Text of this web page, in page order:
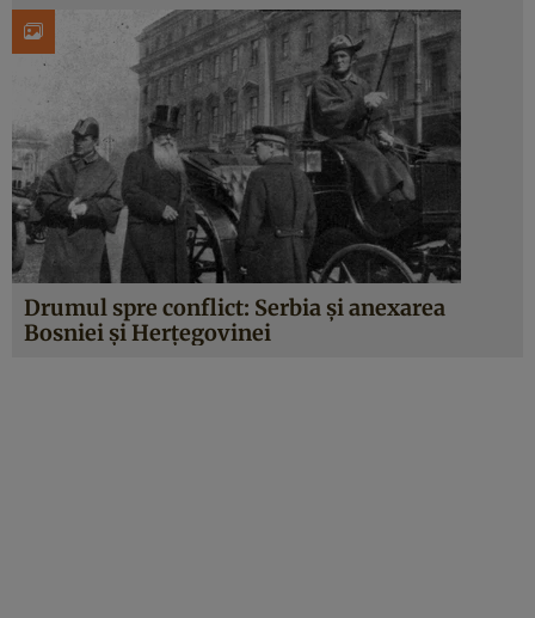
Drumul spre conflict: Serbia și anexarea
Bosniei și Herțegovinei